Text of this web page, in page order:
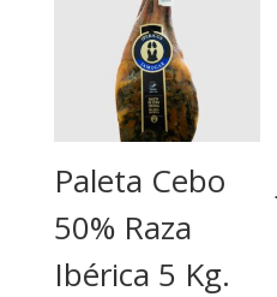
Paleta Cebo
50% Raza
Ibérica 5 Kg.